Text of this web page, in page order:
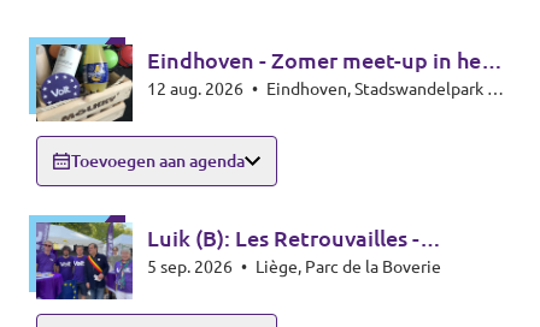
Eindhoven - Zomer meet-up in het
park - Summer meet-up
12 aug. 2026 •
Toevoegen aan agenda
Luik (B): Les Retrouvailles -
infostand
5 sep. 2026 • Liège, Parc de la Boverie